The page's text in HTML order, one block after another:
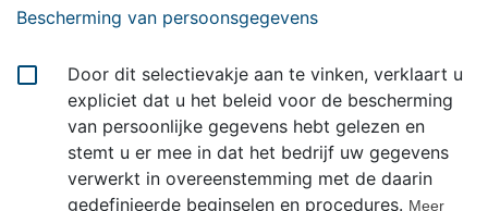
Bescherming van persoonsgegevens
Door dit selectievakje aan te vinken, verklaart u
expliciet dat u het beleid voor de bescherming
van persoonlijke gegevens hebt gelezen en
stemt u er mee in dat het bedrijf uw gegevens
verwerkt in overeenstemming met de daarin
gedefinieerde beginselen en procedures. Meer